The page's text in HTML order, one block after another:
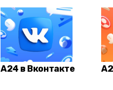
А24 в Вконтакте